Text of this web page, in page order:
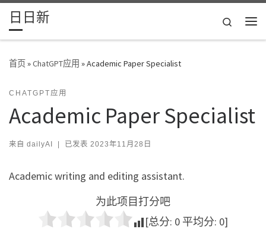
Skip to content
日日新
Search
首页»ChatGPT应用 »Academic Paper Specialist
CHATGPT应用
Academic Paper Specialist
来自 dailyAI | 已发表 2023年11月28日
Academic writing and editing assistant.
为此项目打分吧
[总分: 0 平均分: 0]